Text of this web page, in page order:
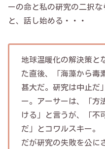
ーの命と私の研究の二択
と、話し始める・・・
地球温暖化の解決策と
た直後、「海藻から毒
甚大だ。研究は中止だ
ー。アーサーは、「方
ける」と言うが、「不
だ」とコワルスキー。
だが研究の失敗を公に